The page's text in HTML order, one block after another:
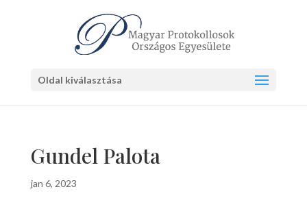
Oldal kiválasztása
Gundel Palota
jan 6, 2023